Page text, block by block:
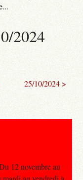
2024
25/10/2024 >
12 novembre au